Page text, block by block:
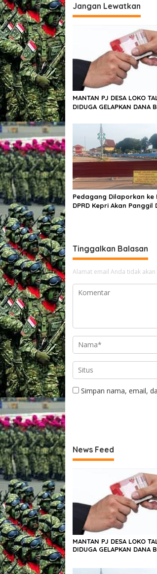
i
g
a
s
i
p
o
s
Jangan Lewatkan
MANTAN PJ DESA LOKO
DIDUGA GELAPKAN DANA
DITAGIH
Pedagang Dilaporkan ke
DPRD Kepri Akan Panggil
Tinggalkan Balasan
Alamat email Anda tidak
Simpan nama, email,
News Feed
MANTAN PJ DESA LOKO
DIDUGA GELAPKAN DANA